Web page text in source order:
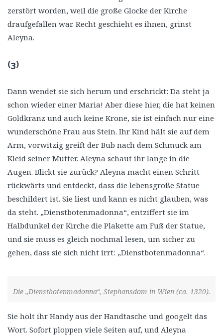
zerstört worden, weil die große Glocke der Kirche
draufgefallen war. Recht geschieht es ihnen, grinst
Aleyna.
(3)
Dann wendet sie sich herum und erschrickt: Da steht ja
schon wieder einer Maria! Aber diese hier, die hat keinen
Goldkranz und auch keine Krone, sie ist einfach nur eine
wunderschöne Frau aus Stein. Ihr Kind hält sie auf dem
Arm, vorwitzig greift der Bub nach dem Schmuck am
Kleid seiner Mutter. Aleyna schaut ihr lange in die
Augen. Blickt sie zurück? Aleyna macht einen Schritt
rückwärts und entdeckt, dass die lebensgroße Statue
beschildert ist. Sie liest und kann es nicht glauben, was
da steht. „Dienstbotenmadonna“, entziffert sie im
Halbdunkel der Kirche die Plakette am Fuß der Statue,
und sie muss es gleich nochmal lesen, um sicher zu
gehen, dass sie sich nicht irrt: „Dienstbotenmadonna“.
Die „Dienstbotenmadonna“, Stephansdom in Wien (ca. 1320).
Sie holt ihr Handy aus der Handtasche und googelt das
Wort. Sofort ploppen viele Seiten auf, und Aleyna